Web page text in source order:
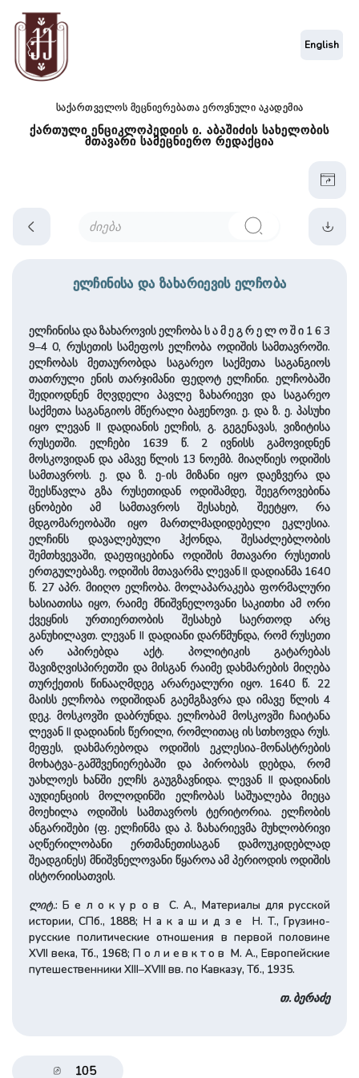
საქართველოს მეცნიერებათა ეროვნული აკადემია
ქართული ენციკლოპედიის ი. აბაშიძის სახელობის
მთავარი სამეცნიერო რედაქცია
English
ელჩინისა და ზახარიევის ელჩობა
ელჩინისა და ზახაროვის ელჩობა ს ა მ ე გ რ ე ლ ო შ ი 1 6 3
9–4 0, რუსეთის სამეფოს ელჩობა ოდიშის სამთავროში.
ელჩობას მეთაურობდა საგარეო საქმეთა საგანგიოს
თათრული ენის თარჯიმანი ფედოტ ელჩინი. ელჩობაში
შედიოდნენ მღვდელი პავლე ზახარიევი და საგარეო
საქმეთა საგანგიოს მწერალი ბაჟენოვი. ე. და ზ. ე. პასუხი
იყო ლევან II დადიანის ელჩის, გ. გეგენავას, ვიზიტისა
რუსეთში. ელჩები 1639 წ. 2 ივნისს გამოვიდნენ
მოსკოვიდან და ამავე წლის 13 ნოემბ. მიაღწიეს ოდიშის
სამთავროს. ე. და ზ. ე-ის მიზანი იყო დაეზვერა და
შეესწავლა გზა რუსეთიდან ოდიშამდე, შეეგროვებინა
ცნობები ამ სამთავროს შესახებ, შეეტყო, რა
მდგომარეობაში იყო მართლმადიდებელი ეკლესია.
ელჩინს დავალებული ჰქონდა, შესაძლებლობის
შემთხვევაში, დაეფიცებინა ოდიშის მთავარი რუსეთის
ერთგულებაზე. ოდიშის მთავარმა ლევან II დადიანმა 1640
წ. 27 აპრ. მიიღო ელჩობა. მოლაპარაკება ფორმალური
ხასიათისა იყო, რაიმე მნიშვნელოვანი საკითხი ამ ორი
ქვეყნის ურთიერთობის შესახებ საერთოდ არც
განუხილავთ. ლევან II დადიანი დარწმუნდა, რომ რუსეთი
არ აპირებდა აქტ. პოლიტიკის გატარებას
შავიზღვისპირეთში და მისგან რაიმე დახმარების მიღება
თურქეთის წინააღმდეგ არარეალური იყო. 1640 წ. 22
მაისს ელჩობა ოდიშიდან გაემგზავრა და იმავე წლის 4
დეკ. მოსკოვში დაბრუნდა. ელჩობამ მოსკოვში ჩაიტანა
ლევან II დადიანის წერილი, რომლითაც ის სთხოვდა რუს.
მეფეს, დახმარებოდა ოდიშის ეკლესია-მონასტრების
მოხატვა-გამშვენიერებაში და პირობას დებდა, რომ
უახლოეს ხანში ელჩს გაუგზავნიდა. ლევან II დადიანის
აუდიენციის მოლოდინში ელჩობას საშუალება მიეცა
მოეხილა ოდიშის სამთავროს ტერიტორია. ელჩობის
ანგარიშები (ფ. ელჩინმა და პ. ზახარიევმა მუხლობრივი
აღწერილობანი ერთმანეთისაგან დამოუკიდებლად
შეადგინეს) მნიშვნელოვანი წყაროა ამ პერიოდის ოდიშის
ისტორიისათვის.
ლიტ.: Б е л о к у р о в С. А., Материалы для русской
истории, СПб., 1888; Н а к а ш и д з е Н. Т., Грузино-
русские политические отношения в первой половине
XVII века, Тб., 1968; П о л и е в к т о в М. А., Европейские
путешественники XIII–XVIII вв. по Кавказу, Тб., 1935.
თ. ბერაძე
105